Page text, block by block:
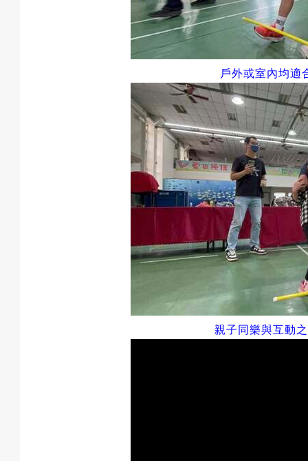
戶外或室內均適
親子同樂與互動